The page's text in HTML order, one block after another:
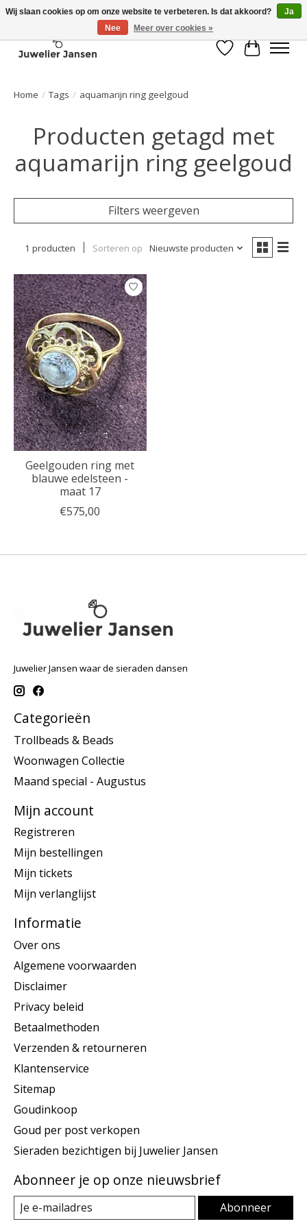
Verlanglijst
Home / Tags / aquamarijn ring geelgoud
Producten getagd met
aquamarijn ring geelgoud
Filters weergeven
1 producten Sorteren op Nieuwste producten
Geelgouden ring met
blauwe edelsteen -
maat 17
€575,00
Juwelier Jansen waar de sieraden dansen
Categorieën
Trollbeads & Beads
Woonwagen Collectie
Maand special - Augustus
Mijn account
Registreren
Mijn bestellingen
Mijn tickets
Mijn verlanglijst
Informatie
Over ons
Algemene voorwaarden
Disclaimer
Privacy beleid
Betaalmethoden
Verzenden & retourneren
Klantenservice
Sitemap
Goudinkoop
Goud per post verkopen
Sieraden bezichtigen bij Juwelier Jansen
Abonneer je op onze nieuwsbrief
Abonneer
Wij slaan cookies op om onze website te verbeteren. Is dat akkoord?
Ja
Nee
Meer over cookies »